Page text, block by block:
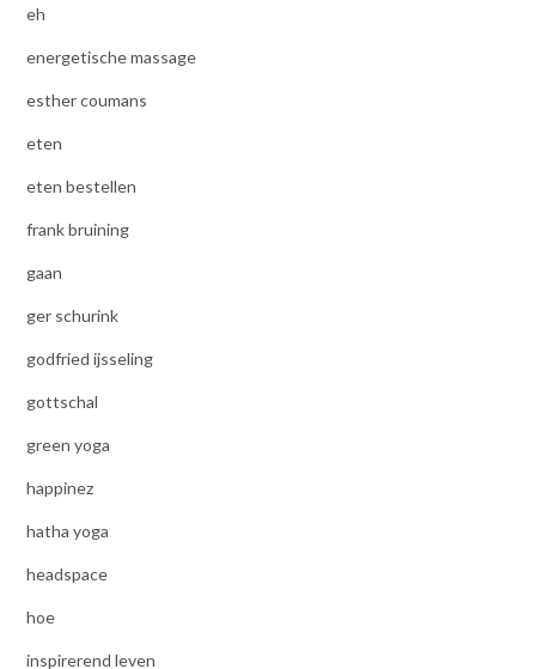
eh
energetische massage
esther coumans
eten
eten bestellen
frank bruining
gaan
ger schurink
godfried ijsseling
gottschal
green yoga
happinez
hatha yoga
headspace
hoe
inspirerend leven